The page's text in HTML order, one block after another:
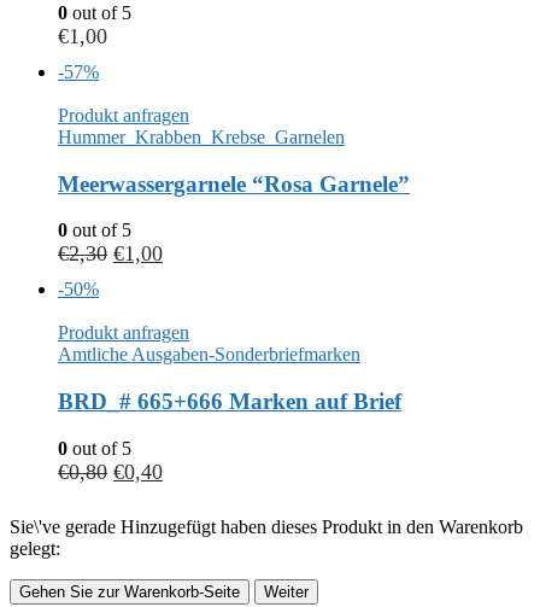
0 out of 5
€1,00
-57%
Produkt anfragen
Hummer_Krabben_Krebse_Garnelen
Meerwassergarnele “Rosa Garnele”
0 out of 5
€2,30 €1,00
-50%
Produkt anfragen
Amtliche Ausgaben-Sonderbriefmarken
BRD_# 665+666 Marken auf Brief
0 out of 5
€0,80 €0,40
Sie\'ve gerade Hinzugefügt haben dieses Produkt in den Warenkorb
gelegt:
Gehen Sie zur Warenkorb-Seite Weiter